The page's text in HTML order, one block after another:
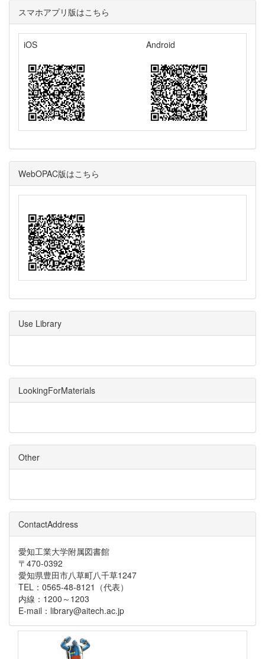
スマホアプリ版はこちら
iOS Android
WebOPAC版はこちら
Use Library
LookingForMaterials
Other
ContactAddress
愛知工業大学附属図書館
〒470-0392
愛知県豊田市八草町八千草1247
TEL：0565-48-8121（代表）
内線：1200～1203
E-mail：library@aitech.ac.jp